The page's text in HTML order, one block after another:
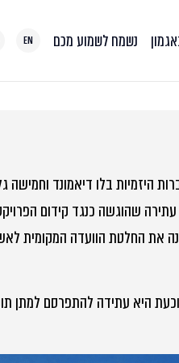
נשמח לשמוע מכם EN
היזמיות בלו דיאמונד וחמישה
עתירה שהוגשה כנגד קידום
את החלטת הוועדה המקומית
היא עתידה להתפרסם למתן